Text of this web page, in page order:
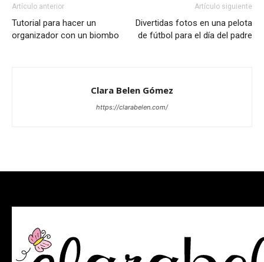
Artículo anterior
Tutorial para hacer un
organizador con un biombo
Artículo siguiente
Divertidas fotos en una pelota
de fútbol para el día del padre
Clara Belen Gómez
https://clarabelen.com/